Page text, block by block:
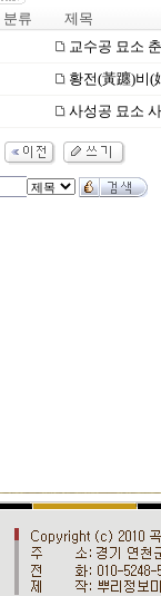
분류 제목
교수공 묘소
황전(黃躔)비(
사성공 묘소